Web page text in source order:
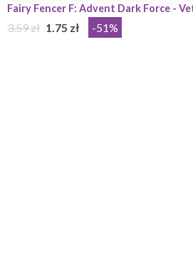
Fairy Fencer F: Advent Dark Force -
3.59 zł 1.75 zł -51%